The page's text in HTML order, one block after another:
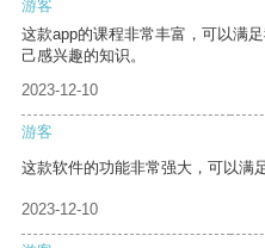
游客
这款app的课程非常丰富，可以满
己感兴趣的知识。
2023-12-10
游客
这款软件的功能非常强大，可以满
2023-12-10